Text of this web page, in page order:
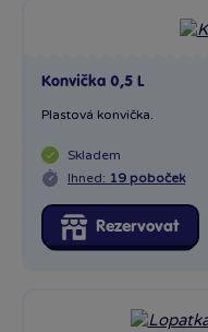
Konvička 0,5 L
Plastová konvička.
Skladem
Ihned: 19 poboček
Rezervovat